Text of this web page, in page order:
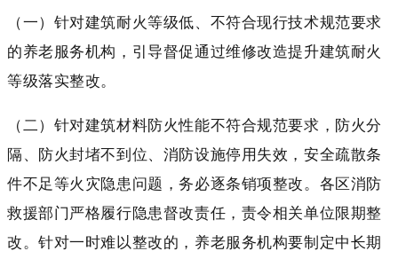
（一）针对建筑耐火等级低、不符合现行技术规范要求
的养老服务机构，引导督促通过维修改造提升建筑耐火
等级落实整改。
（二）针对建筑材料防火性能不符合规范要求，防火分
隔、防火封堵不到位、消防设施停用失效，安全疏散条
件不足等火灾隐患问题，务必逐条销项整改。各区消防
救援部门严格履行隐患督改责任，责令相关单位限期整
改。针对一时难以整改的，养老服务机构要制定中长期